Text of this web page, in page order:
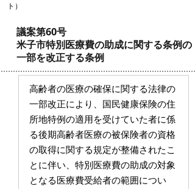
ト）
議案第60号
米子市特別医療費の助成に関する条例の
一部を改正する条例
高齢者の医療の確保に関する法律の
一部改正により、国民健康保険の住
所地特例の適用を受けていた者に係
る後期高齢者医療の被保険者の資格
の取得に関する規定が整備されたこ
とに伴い、特別医療費の助成の対象
となる医療費受給者の範囲につい